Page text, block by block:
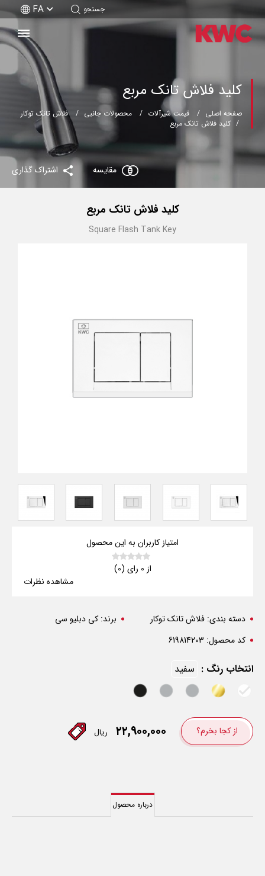
جستجو FA
کلید فلاش تانک مربع
صفحه اصلی قیمت شیرآلات محصولات جانبی
فلاش تانک توکار
کلید فلاش تانک مربع
مقایسه اشتراک گذاری
کلید فلاش تانک مربع
Square Flash Tank Key
امتیاز کاربران به این محصول
از 0 رای (0)
مشاهده نظرات
دسته بندی: فلاش تانک توکار برند: کی دبلیو سی
کد محصول: 619814203
انتخاب رنگ : سفید
از کجا بخرم؟ ۲۲,۹۰۰,۰۰۰ ریال
درباره محصول